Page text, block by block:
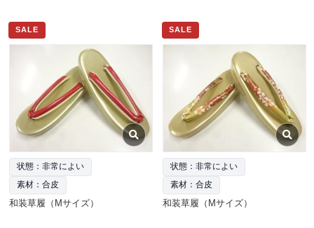
SALE
状態：非常によい
素材：合皮
和装草履（Mサイズ）
SALE
状態：非常によい
素材：合皮
和装草履（Mサイズ）